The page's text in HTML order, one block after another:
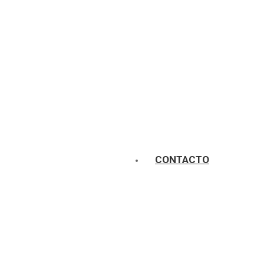
CONTACTO